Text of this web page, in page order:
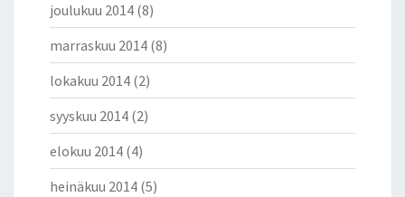
joulukuu 2014 (8)
marraskuu 2014 (8)
lokakuu 2014 (2)
syyskuu 2014 (2)
elokuu 2014 (4)
heinäkuu 2014 (5)